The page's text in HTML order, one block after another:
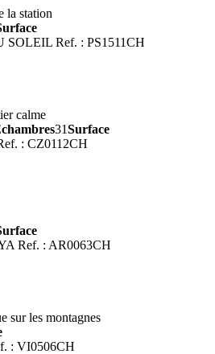
la station
SOLEIL Ref. : PS1511CH
calme
chambres31Surface
: CZ0112CH
Ref. : AR0063CH
sur les montagnes
: VI0506CH